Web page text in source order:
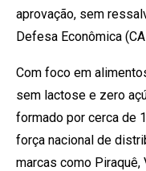
aprovação, sem
Defesa Econômica
Com foco em
sem lactose e zero
formado por cerca de
força nacional de
marcas como Piraquê,